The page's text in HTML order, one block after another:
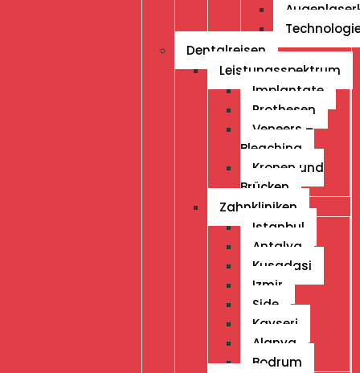
Dentalreisen
Leistungsspektrum
Implantate
Prothesen
Veneers –
Bleaching
Kronen und
Brücken
Zahnkliniken
Istanbul
Antalya
Kusadasi
Izmir
Side
Kayseri
Alanya
Bodrum